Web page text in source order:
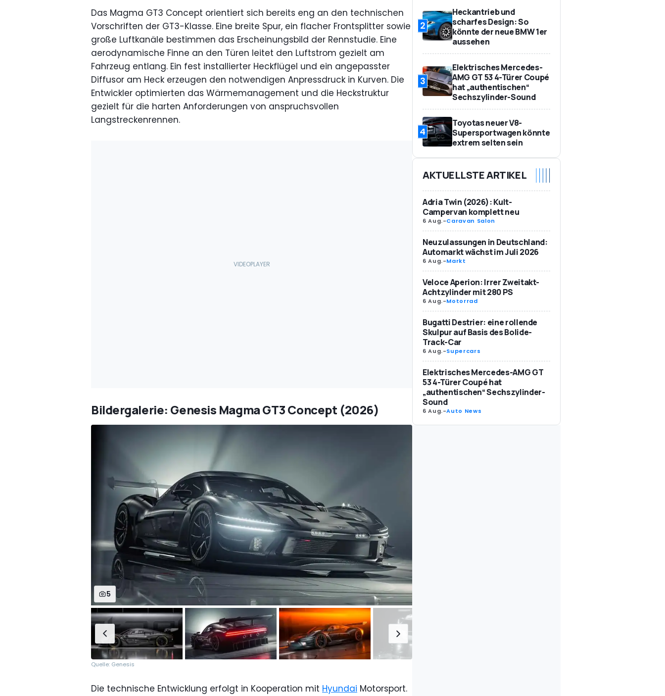
Das Magma GT3 Concept orientiert sich bereits eng an den technischen
Vorschriften der GT3-Klasse. Eine breite Spur, ein flacher Frontsplitter sowie
große Luftkanäle bestimmen das Erscheinungsbild der Rennstudie. Eine
aerodynamische Finne an den Türen leitet den Luftstrom gezielt am
Fahrzeug entlang. Ein fest installierter Heckflügel und ein angepasster
Diffusor am Heck erzeugen den notwendigen Anpressdruck in Kurven. Die
Entwickler optimierten das Wärmemanagement und die Heckstruktur
gezielt für die harten Anforderungen von anspruchsvollen
Langstreckenrennen.
Bildergalerie: Genesis Magma GT3 Concept (2026)
5
Quelle: Genesis
Die technische Entwicklung erfolgt in Kooperation mit Hyundai Motorsport.
2
Heckantrieb und
scharfes Design: So
könnte der neue BMW 1er
aussehen
3
Elektrisches Mercedes-
AMG GT 53 4-Türer Coupé
hat „authentischen“
Sechszylinder-Sound
4
Toyotas neuer V8-
Supersportwagen könnte
extrem selten sein
AKTUELLSTE ARTIKEL
Adria Twin (2026): Kult-
Campervan komplett neu
6 Aug.-Caravan Salon
Neuzulassungen in Deutschland:
Automarkt wächst im Juli 2026
6 Aug.-Markt
Veloce Aperion: Irrer Zweitakt-
Achtzylinder mit 280 PS
6 Aug.-Motorrad
Bugatti Destrier: eine rollende
Skulpur auf Basis des Bolide-
Track-Car
6 Aug.-Supercars
Elektrisches Mercedes-AMG GT
53 4-Türer Coupé hat
„authentischen“ Sechszylinder-
Sound
6 Aug.-Auto News